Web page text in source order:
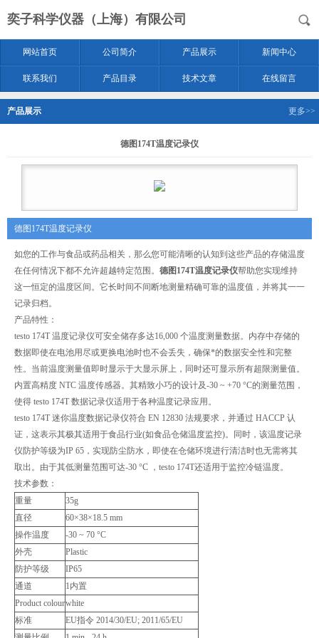
奕子科学仪器（上海）有限公司
网站首页 公司简介 产品展示 新闻中心
联系我们 产品目录 技术文章 在线留言
产品展示 更多>>
德图174T温度记录仪
德图174T温度记录仪
如您的工作与食品或药品相关，那么您可能清晰的认知到这些产品的存储温度
在任何情况下都不允许超越特定范围。 德图174T温度记录仪帮助您实现维持
这一恒定的温度区间。它长时间不间断地测量精确可靠的温度值，并将其一一
记录归档。
产品特性：
testo 174T 温度记录仪可安全储存多达16,000 个温度测量数据。内存中存储的
数据即使在电池用尽或更换电池时也不会丢失，确保*的数据安全性和完整
性。当前温度测量值即时显示于大显示屏上，同时还可显示所有超限测量值。
内置高精度 NTC 温度传感器。其精致小巧的设计及-30 ~ +70 °C的测量范围，
使得 testo 174T 数据记录仪适用于各种温度记录应用。
testo 174T 迷你温度数据记录仪符合 EN 12830 法规要求，并通过 HACCP 认
证，这表示其极其适用于食品行业(如食品仓储温度监控)。同时，该温度记录
仪防护等级为IP 65，实现防尘防水，即使在仓储环境进行清洁时也无需将其
取出。由于其低测量范围可达-30 °C ，testo 174T还适用于监控冷链温度。
技术参数：
重量
35g
直径
60×38×18.5 mm
操作温度
-30 ~ 70 °C
外壳
Plastic
防护等级
IP65
通道
1内置
Product colourwhite
标准
EU指令 2014/30/EU; 2011/65/EU